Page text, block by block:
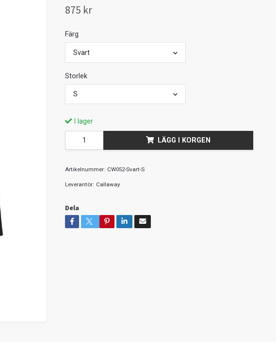
875 kr
Färg
Svart
Storlek
S
I lager
LÄGG I KORGEN
Artikelnummer: CW052-Svart-S
Leverantör: Callaway
Dela